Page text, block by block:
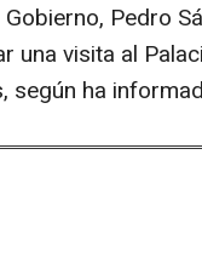
Pedro
una visita al
según ha